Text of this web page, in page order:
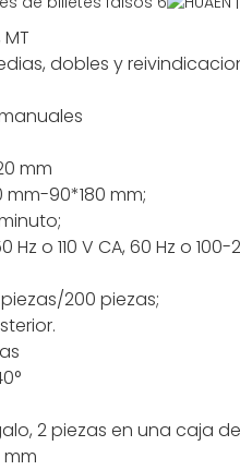
dobles y
mm
90*180 mm;
o 110 V CA, 60 Hz o
200 piezas;
2 piezas en una caja
mm